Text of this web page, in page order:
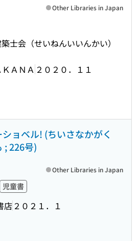
士会（せいねんいいんかい）
ＡＮＡ ２０２０．１１
Other Libraries in Japan
ョベル! (ちいさなかがく
; 226号)
児童書
店 ２０２１．１
Other Libraries in Japan